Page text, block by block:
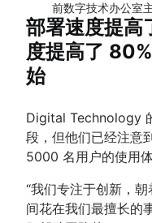
前数字技术办公室
部署速度提高
度提高了
始
Digital Technology
段，但他们已经注意
5000 名用户的使用体
“我们专注于创新，
间花在我们最擅长的